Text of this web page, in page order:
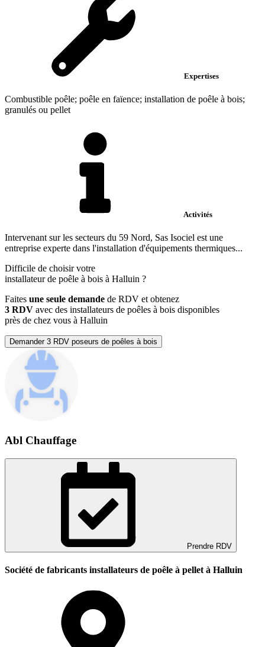
Expertises
Combustible poêle; poêle en faïence; installation de poêle à bois;
granulés ou pellet
Activités
Intervenant sur les secteurs du 59 Nord, Sas Isociel est une
entreprise experte dans l'installation d'équipements thermiques...
Difficile de choisir votre
installateur de poêle à bois à Halluin ?
Faites une seule demande de RDV et obtenez
3 RDV avec des installateurs de poêles à bois disponibles
près de chez vous à Halluin
Demander 3 RDV poseurs de poêles à bois
Abl Chauffage
Prendre RDV
Société de fabricants installateurs de poêle à pellet à Halluin